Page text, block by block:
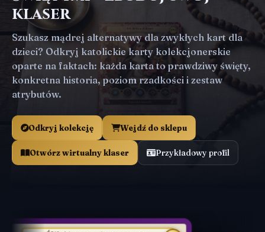
klaser
Szukasz mądrej alternatywy dla zwykłych kart dla
dzieci? Odkryj katolickie karty kolekcjonerskie
oparte na faktach: każda karta to prawdziwy święty,
konkretna historia, poziom rzadkości i zestaw
atrybutów.
Odkryj kolekcję Wejdź do sklepu
Otwórz wirtualny klaser Przykładowy profil